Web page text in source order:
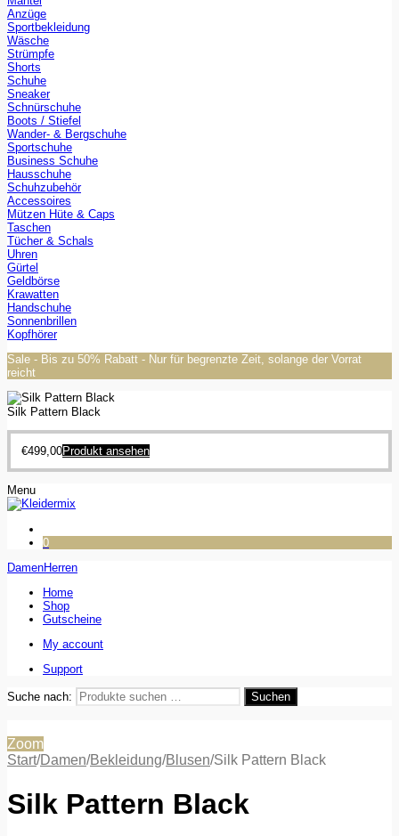
Anzüge
Sportbekleidung
Wäsche
Strümpfe
Shorts
Schuhe
Sneaker
Schnürschuhe
Boots / Stiefel
Wander- & Bergschuhe
Sportschuhe
Business Schuhe
Hausschuhe
Schuhzubehör
Accessoires
Mützen Hüte & Caps
Taschen
Tücher & Schals
Uhren
Gürtel
Geldbörse
Krawatten
Handschuhe
Sonnenbrillen
Kopfhörer
Sale - Bis zu 50% Rabatt - Nur für begrenzte Zeit, solange der Vorrat
reicht
Silk Pattern Black
€499,00Produkt ansehen
Menu
0
DamenHerren
Home
Shop
Gutscheine
My account
Support
Suche nach: Suchen
Zoom
Start/Damen/Bekleidung/Blusen/Silk Pattern Black
Silk Pattern Black